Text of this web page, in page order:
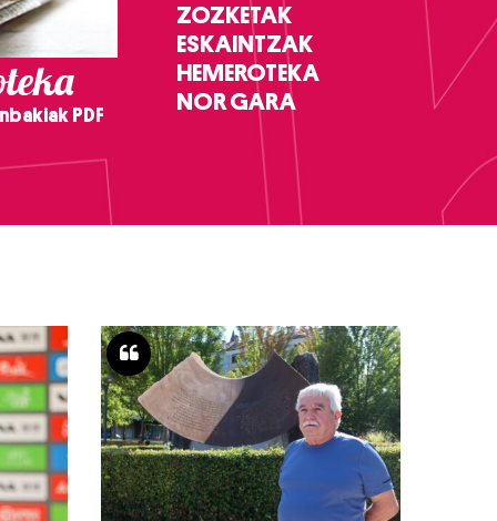
PDF
ZOZKETAK
ESKAINTZAK
HEMEROTEKA
NOR GARA